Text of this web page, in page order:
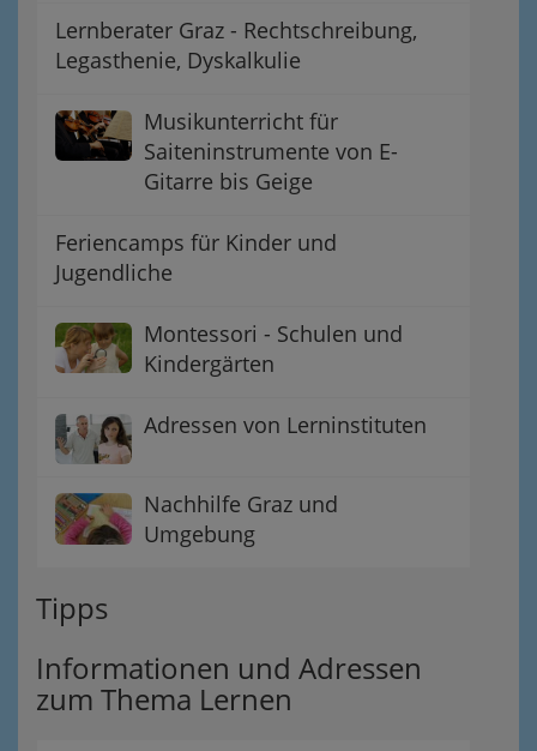
Lernberater Graz - Rechtschreibung,
Legasthenie, Dyskalkulie
Musikunterricht für
Saiteninstrumente von E-
Gitarre bis Geige
Feriencamps für Kinder und
Jugendliche
Montessori - Schulen und
Kindergärten
Adressen von Lerninstituten
Nachhilfe Graz und
Umgebung
Tipps
Informationen und Adressen
zum Thema Lernen